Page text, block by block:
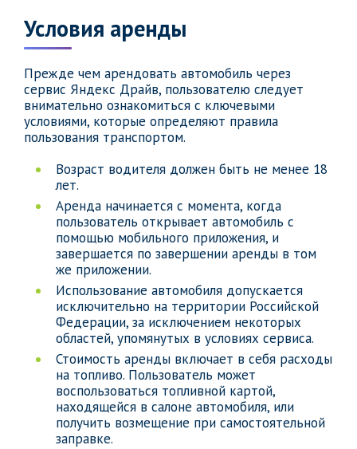
Условия аренды
Прежде чем арендовать автомобиль через
сервис Яндекс Драйв, пользователю следует
внимательно ознакомиться с ключевыми
условиями, которые определяют правила
пользования транспортом.
Возраст водителя должен быть не менее 18
лет.
Аренда начинается с момента, когда
пользователь открывает автомобиль с
помощью мобильного приложения, и
завершается по завершении аренды в том
же приложении.
Использование автомобиля допускается
исключительно на территории Российской
Федерации, за исключением некоторых
областей, упомянутых в условиях сервиса.
Стоимость аренды включает в себя расходы
на топливо. Пользователь может
воспользоваться топливной картой,
находящейся в салоне автомобиля, или
получить возмещение при самостоятельной
заправке.